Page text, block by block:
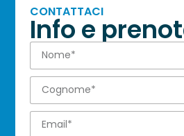
CONTATTACI
Info e